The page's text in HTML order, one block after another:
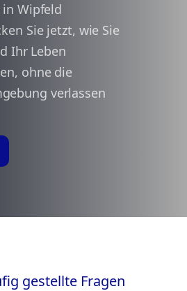
Wipfeld
Sie jetzt, wie Sie
Ihr Leben
ohne die
verlassen
gestellte Fragen